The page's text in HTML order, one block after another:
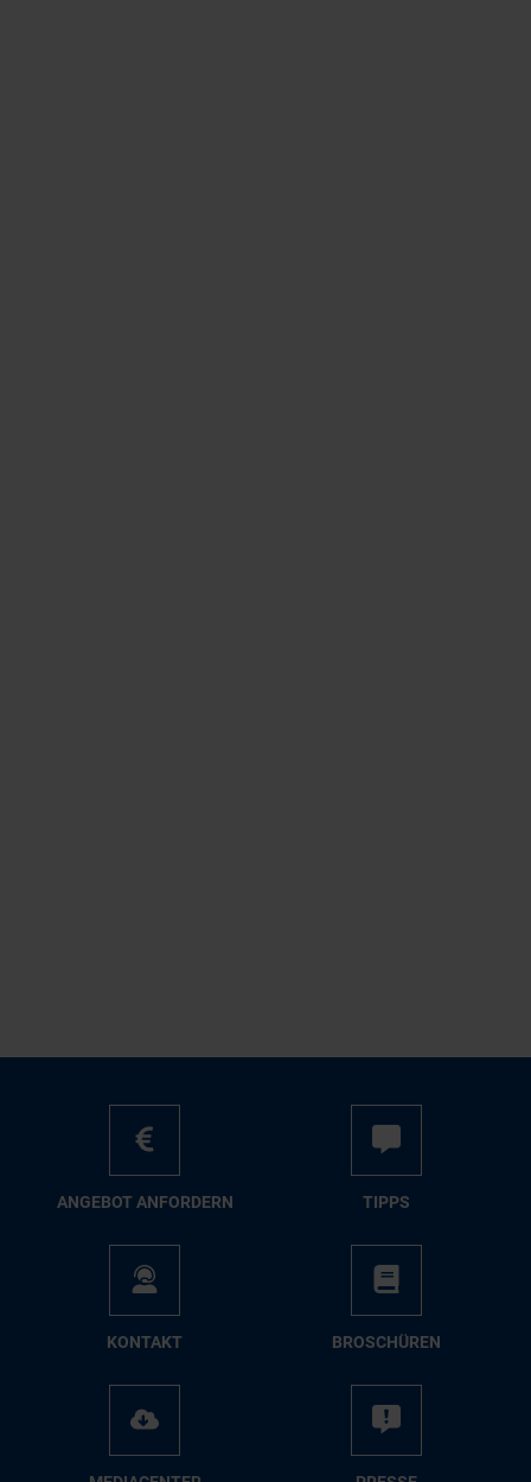
AN­GE­BOT AN­FOR­DERN TIPPS
KON­TAKT BRO­SCHÜ­REN